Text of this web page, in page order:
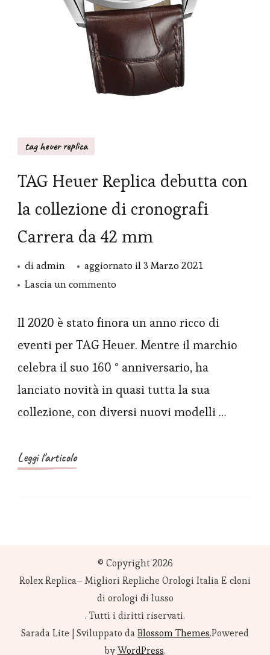
tag heuer replica
TAG Heuer Replica debutta con
la collezione di cronografi
Carrera da 42 mm
diadmin aggiornato il3 Marzo 2021
Lascia un commento
Heuer
Replica
la
collezione
Il 2020 è stato finora un anno ricco di
eventi per TAG Heuer. Mentre il marchio
celebra il suo 160 ° anniversario, ha
lanciato novità in quasi tutta la sua
collezione, con diversi nuovi modelli …
Leggi l'articolo
© Copyright 2026
Rolex Replica– Migliori Repliche Orologi Italia E cloni
di orologi di lusso
. Tutti i diritti riservati.
Sarada Lite | Sviluppato daBlossom Themes.Powered
byWordPress.